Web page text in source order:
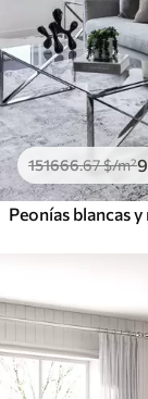
151666.67$/m²
Peonías blancas y